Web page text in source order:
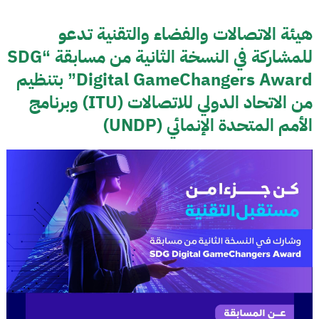
هيئة الاتصالات والفضاء والتقنية تدعو
للمشاركة في النسخة الثانية من مسابقة “SDG
Digital GameChangers Award” بتنظيم
من الاتحاد الدولي للاتصالات (ITU) وبرنامج
الأمم المتحدة الإنمائي (UNDP)